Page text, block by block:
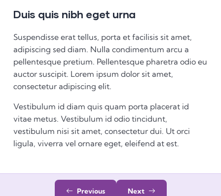
Duis quis nibh eget urna
Suspendisse erat tellus, porta et facilisis sit amet,
adipiscing sed diam. Nulla condimentum arcu a
pellentesque pretium. Pellentesque pharetra odio eu
auctor suscipit. Lorem ipsum dolor sit amet,
consectetur adipiscing elit.
Vestibulum id diam quis quam porta placerat id
vitae metus. Vestibulum id odio tincidunt,
vestibulum nisi sit amet, consectetur dui. Ut orci
ligula, viverra vel ornare eget, eleifend at est.
Previous Next